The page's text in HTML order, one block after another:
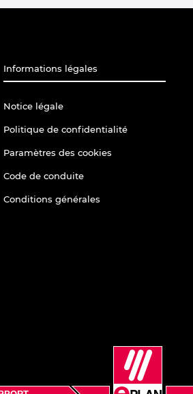
Informations légales
Notice légale
Politique de confidentialité
Paramètres des cookies
Code de conduite
Conditions générales